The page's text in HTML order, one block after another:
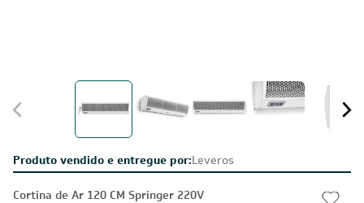
Produto vendido e entregue por:Leveros
Cortina de Ar 120 CM Springer 220V